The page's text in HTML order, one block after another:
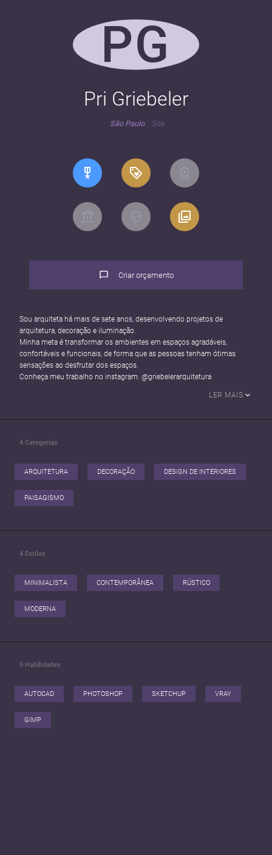
PG
Pri Griebeler
São Paulo Site
Criar orçamento
Sou arquiteta há mais de sete anos, desenvolvendo projetos de
arquitetura, decoração e iluminação.
Minha meta é transformar os ambientes em espaços agradáveis,
confortáveis e funcionais, de forma que as pessoas tenham ótimas
sensações ao desfrutar dos espaços.
Conheça meu trabalho no instagram: @griebelerarquitetura
LER MAIS
4 Categorias
ARQUITETURA DECORAÇÃO DESIGN DE INTERIORES
PAISAGISMO
4 Estilos
MINIMALISTA CONTEMPORÂNEA RÚSTICO
MODERNA
5 Habilidades
AUTOCAD PHOTOSHOP SKETCHUP VRAY
GIMP